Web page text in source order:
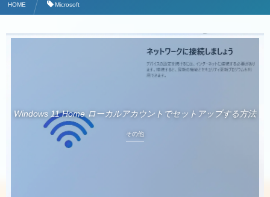
HOME Microsoft
Windows 11 Home ローカルアカウントでセットアップする方法
その他